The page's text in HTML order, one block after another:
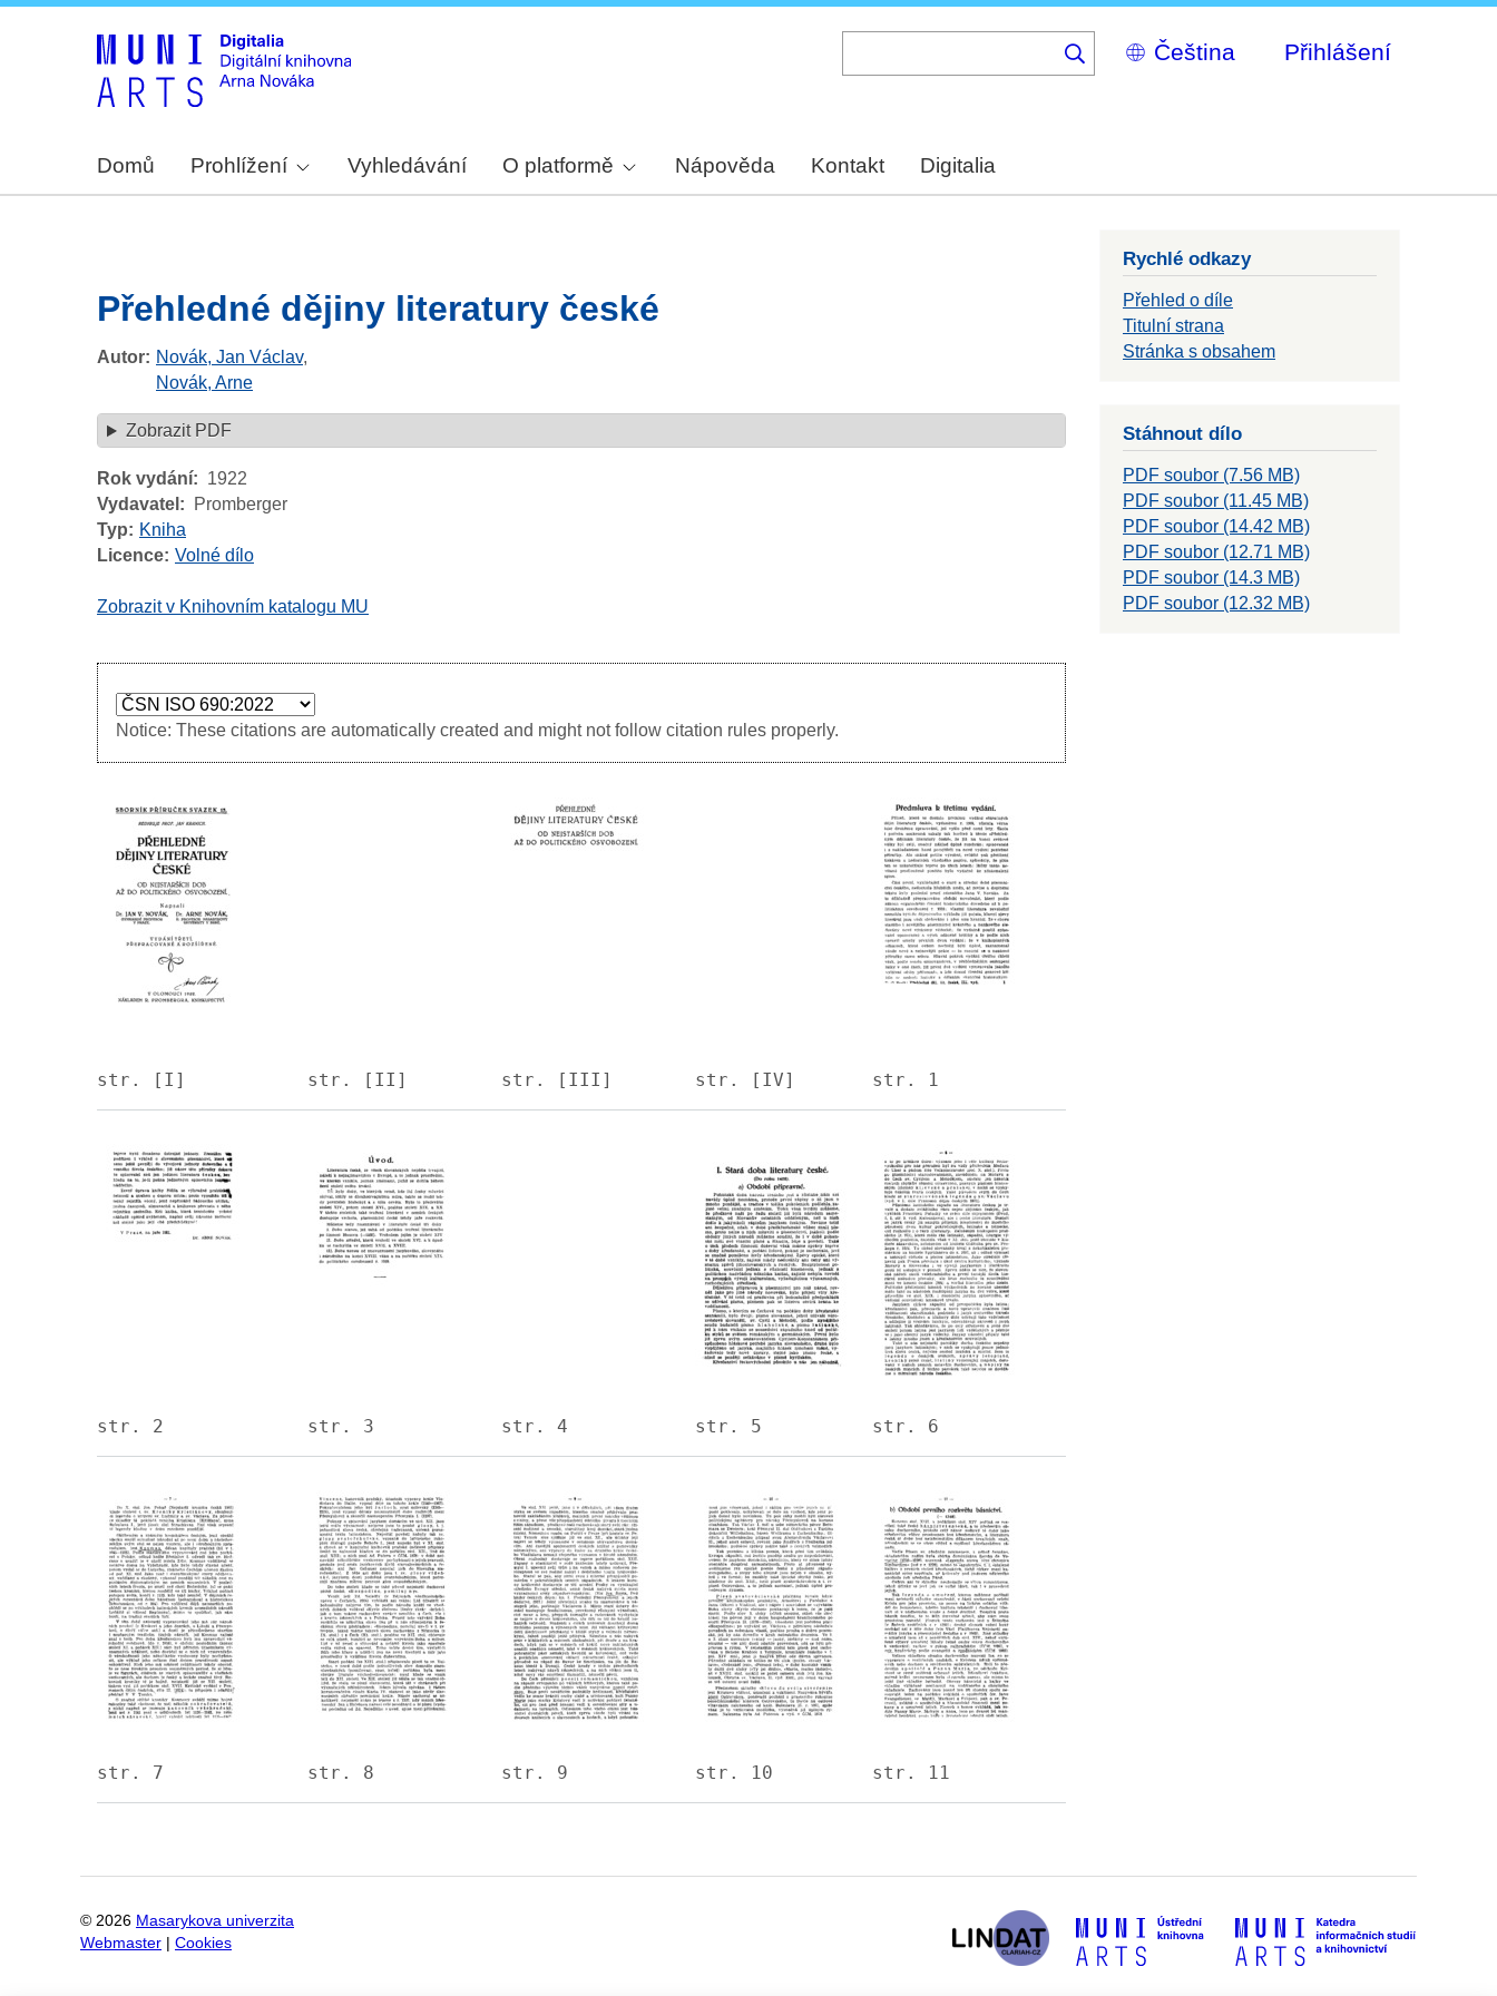
Select
your
Přihlášení
Domů Prohlížení Vyhledávání O platformě Nápověda Kontakt Digitalia
Přehledné dějiny literatury české
Autor Novák, Jan Václav,
Novák, Arne
Zobrazit PDF
Rok vydání
1922
Vydavatel
Promberger
Typ
Kniha
Licence Volné dílo
Zobrazit v Knihovním katalogu MU
Notice: These citations are automatically created and might not follow citation rules properly.
Image
str. [I] str. [II]
Image
str. [III] str. [IV]
Image
str. 1
Image
str. 2 str. 3 str. 4 str. 5
Image
str. 6
Image
str. 7
Image
str. 8
Image
str. 9
Image
str. 10
Image
str. 11
Rychlé odkazy
Přehled o díle
Titulní strana
Stránka s obsahem
Stáhnout dílo
PDF soubor (7.56 MB)
PDF soubor (11.45 MB)
PDF soubor (14.42 MB)
PDF soubor (12.71 MB)
PDF soubor (14.3 MB)
PDF soubor (12.32 MB)
© 2026 Masarykova univerzita
Webmaster
Cookies